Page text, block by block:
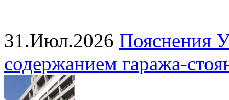
31.Июл.2026 Пояснения
содержанием